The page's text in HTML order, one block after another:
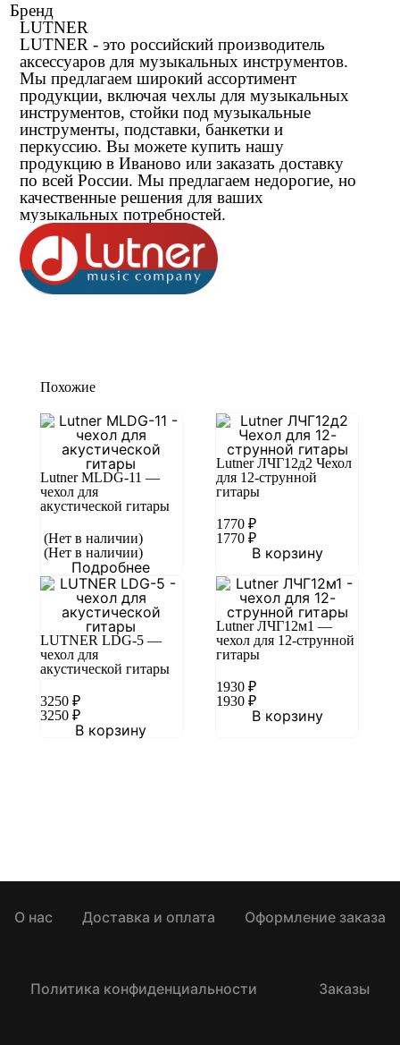
Бренд
LUTNER
LUTNER - это российский производитель
аксессуаров для музыкальных инструментов.
Мы предлагаем широкий ассортимент
продукции, включая чехлы для музыкальных
инструментов, стойки под музыкальные
инструменты, подставки, банкетки и
перкуссию. Вы можете купить нашу
продукцию в Иваново или заказать доставку
по всей России. Мы предлагаем недорогие, но
качественные решения для ваших
музыкальных потребностей.
Похожие
Lutner MLDG-11 —
чехол для
акустической гитары
(Нет в наличии)
(Нет в наличии)
Подробнее
Lutner ЛЧГ12д2 Чехол
для 12-струнной
гитары
1770 ₽
1770 ₽
В корзину
LUTNER LDG-5 —
чехол для
акустической гитары
3250 ₽
3250 ₽
В корзину
Lutner ЛЧГ12м1 —
чехол для 12-струнной
гитары
1930 ₽
1930 ₽
В корзину
О нас Доставка и оплата Оформление заказа
Политика конфиденциальности Заказы